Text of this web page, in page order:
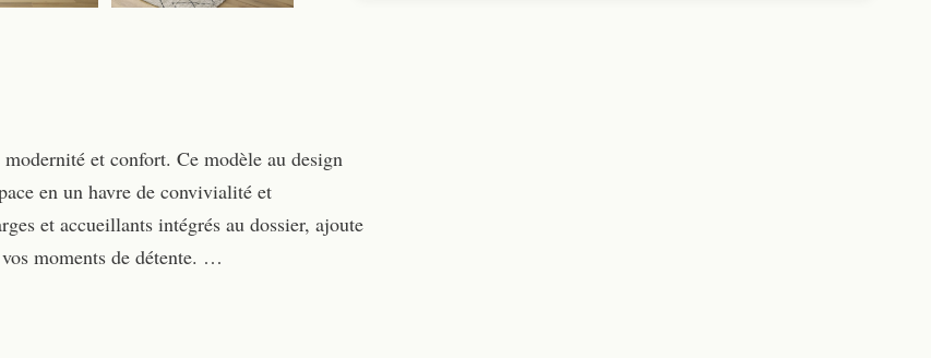
et confort. Ce modèle au design
en un havre de convivialité et
et accueillants intégrés au dossier, ajoute
moments de détente. …